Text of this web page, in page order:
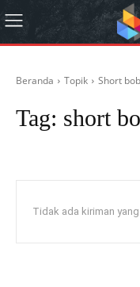
Beranda Topik Short
Tag: short
Tidak ada kiriman